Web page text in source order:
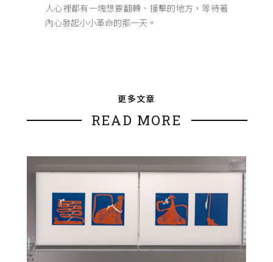
人心裡都有一塊想要翻轉、撞擊的地方，等待著
內心發起小小革命的那一天。
更多文章
READ MORE